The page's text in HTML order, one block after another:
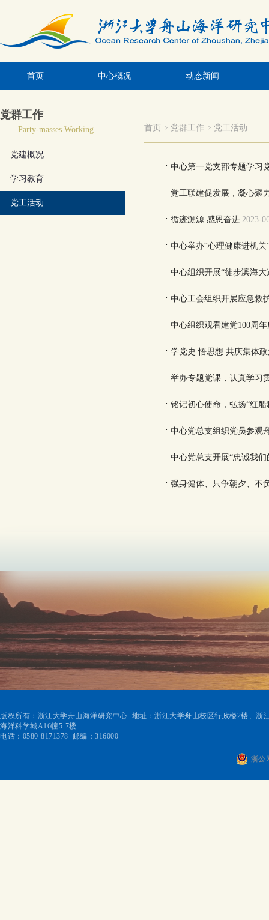
首页 中心概况 动态新闻
党群工作
Party-masses Working
党建概况
学习教育
党工活动
首页 党群工作 党工活动
· 中心第一党支部专题学习
· 党工联建促发展，凝心聚
· 循迹溯源 感恩奋进 2023-
· 中心举办“心理健康进机关
· 中心组织开展“徒步滨海
· 中心工会组织开展应急救
· 中心组织观看建党100周
· 学党史 悟思想 共庆集体
· 举办专题党课，认真学习
· 铭记初心使命，弘扬“红船
· 中心党总支组织党员参观
· 中心党总支开展“忠诚我
· 强身健体、只争朝夕、不
版权所有：浙江大学舟山海洋研究中心 地址：浙江大学舟山校区行政楼2楼、浙
海洋科学城A16幢5-7楼
电话：0580-8171378 邮编：316000
浙公